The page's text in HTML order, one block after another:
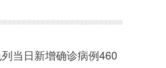
当日新增确诊病例460